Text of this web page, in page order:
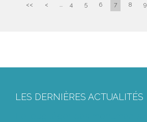
<< < ... 4 5 6 7 8 9
LES DERNIÈRES ACTUALITÉS